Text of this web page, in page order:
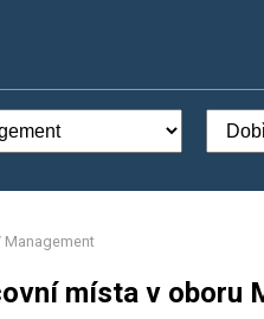
Management
místa v oboru